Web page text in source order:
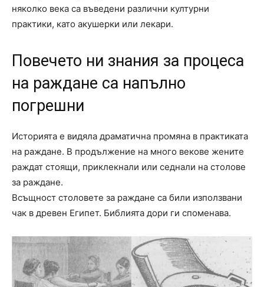
няколко века са въведени различни културни
практики, като акушерки или лекари.
Повечето ни знания за процеса
на раждане са напълно
погрешни
Историята е видяла драматична промяна в практиката
на раждане. В продължение на много векове жените
раждат стоящи, приклекнали или седнали на столове
за раждане.
Всъщност столовете за раждане са били използвани
чак в древен Египет. Библията дори ги споменава.